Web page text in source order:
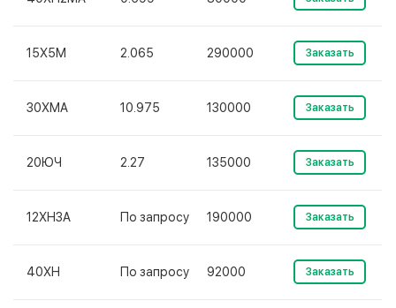
15Х5М 2.065 290000 Заказать
30ХМА 10.975 130000 Заказать
20ЮЧ 2.27 135000 Заказать
12ХН3А По запросу 190000 Заказать
40ХН По запросу 92000 Заказать